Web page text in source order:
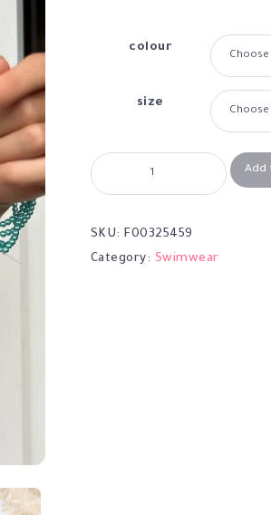
colour
size
Add
SKU:F00325459
Category: Swimwear